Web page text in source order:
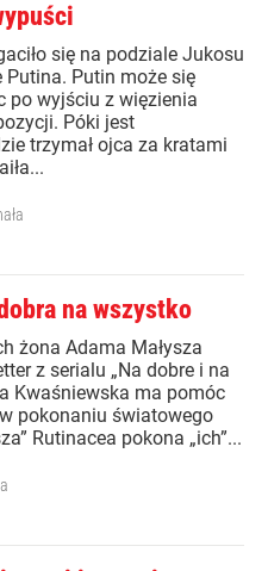
się na podziale Jukosu
Putina. Putin może się
po wyjściu z więzienia
Póki jest
trzymał ojca za kratami
na wszystko
żona Adama Małysza
z serialu „Na dobre i na
Kwaśniewska ma pomóc
pokonaniu światowego
Rutinacea pokona „ich”...